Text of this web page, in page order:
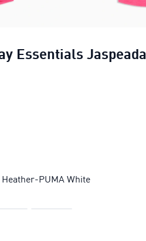
Essentials Jaspeada
Train All Day Essentials
PUMA White